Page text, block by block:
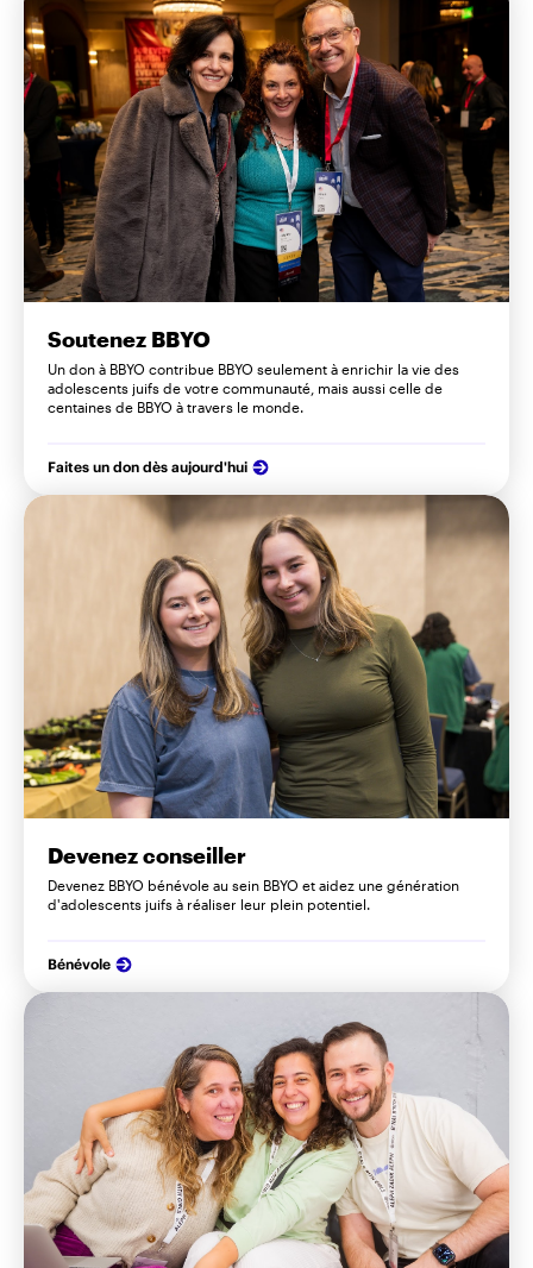
Soutenez BBYO
Un don à BBYO contribue BBYO seulement à enrichir la vie des
adolescents juifs de votre communauté, mais aussi celle de
centaines de BBYO à travers le monde.
Faites un don dès aujourd'hui
Devenez conseiller
Devenez BBYO bénévole au sein BBYO et aidez une génération
d'adolescents juifs à réaliser leur plein potentiel.
Bénévole